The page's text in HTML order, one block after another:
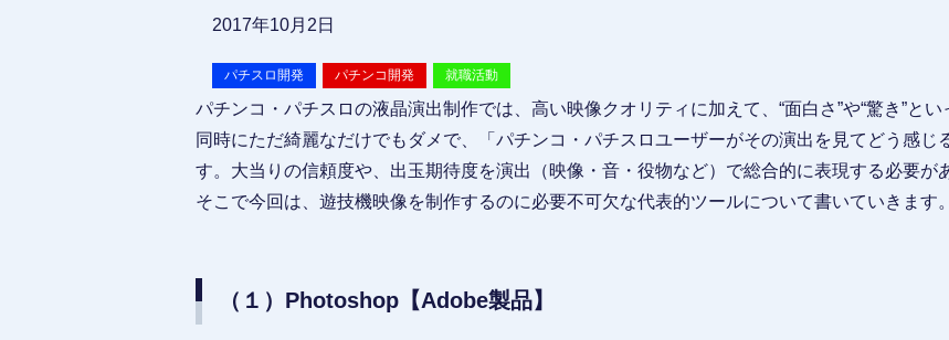
2017年10月2日
パチスロ開発 パチンコ開発 就職活動
パチンコ・パチスロの液晶演出制作では、高い映像クオリティに加えて、“面白さ”や“驚き”と
同時にただ綺麗なだけでもダメで、「パチンコ・パチスロユーザーがその演出を見てどう感じ
す。大当りの信頼度や、出玉期待度を演出（映像・音・役物など）で総合的に表現する必要が
そこで今回は、遊技機映像を制作するのに必要不可欠な代表的ツールについて書いていきます。
（１）Photoshop【Adobe製品】